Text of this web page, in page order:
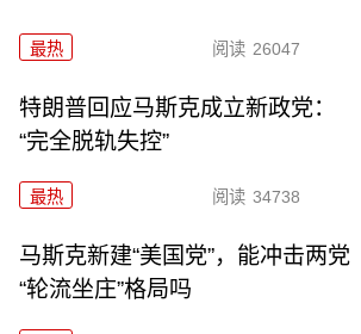
最热 阅读 26047
特朗普回应马斯克成立新政党：
“完全脱轨失控”
最热 阅读 34738
马斯克新建“美国党”，能冲击两党
“轮流坐庄”格局吗